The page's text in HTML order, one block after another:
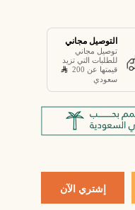
التوصيل مجاني
توصيل مجاني
للطلبات التي تزيد
قيمتها عن 200
سعودي
إشتري الآن